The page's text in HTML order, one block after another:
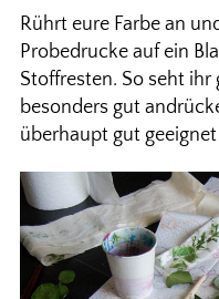
Rührt eure Farbe an
Probedrucke auf ein
Stoffresten. So seht
besonders gut
überhaupt gut